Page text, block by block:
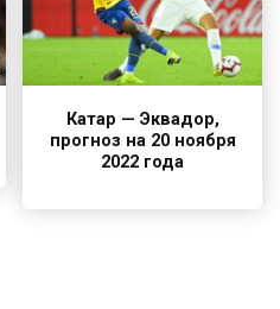
Катар — Эквадор,
прогноз на 20 ноября
2022 года